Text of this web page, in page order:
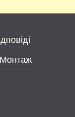
Монтаж